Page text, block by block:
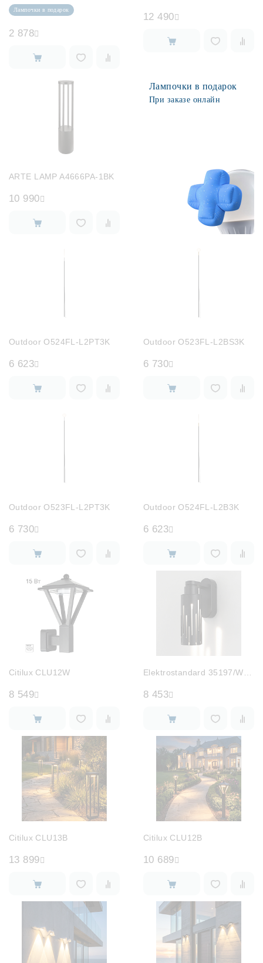
Лампочки в подарок
2 878
12 490
ARTE LAMP A4666PA-1BK
10 990
Лампочки в подарок
При заказе онлайн
Outdoor O524FL-L2PT3K
6 623
Outdoor O523FL-L2BS3K
6 730
Outdoor O523FL-L2PT3K
6 730
Outdoor O524FL-L2B3K
6 623
Citilux CLU12W
8 549 8 453
Citilux CLU13B
13 899
Citilux CLU12B
10 689